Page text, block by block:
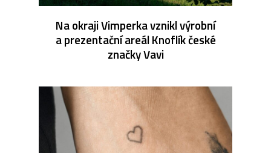
Na okraji Vimperka vznikl výrobní
a prezentační areál Knoflík české
značky Vavi